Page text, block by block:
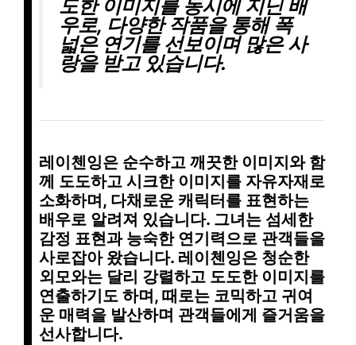
도한 이미지를 동시에 지닌 배
우로, 다양한 작품을 통해 폭
넓은 연기를 선보이며 많은 사
랑을 받고 있습니다.
레이첸잉은 순수하고 깨끗한 이미지와 함
께 도도하고 시크한 이미지를 자유자재로
소화하며, 다채로운 캐릭터를 표현하는
배우로 알려져 있습니다. 그녀는 섬세한
감정 표현과 능숙한 연기력으로 관객들을
사로잡아 왔습니다. 레이첸잉은 청순한
외모와는 달리 강렬하고 도도한 이미지를
연출하기도 하며, 때로는 코믹하고 귀여
운 매력을 발산하며 관객들에게 즐거움을
선사합니다.